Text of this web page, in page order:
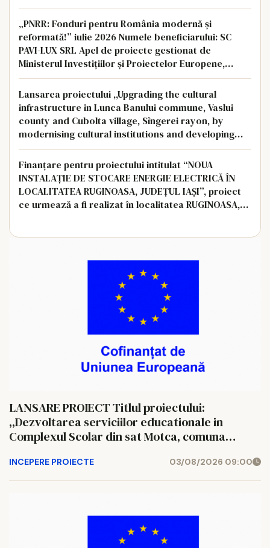
„PNRR: Fonduri pentru România modernă și
reformată!” iulie 2026 Numele beneficiarului: SC
PAVI-LUX SRL Apel de proiecte gestionat de
Ministerul Investițiilor și Proiectelor Europene,
finanțat din fonduri europene prin Planul Național de
Redresare și Rezili
Lansarea proiectului ,,Upgrading the cultural
infrastructure in Lunca Banului commune, Vaslui
county and Cubolta village, Sîngerei rayon, by
modernising cultural institutions and developing
joint cultural activities”
Finanţare pentru proiectului intitulat “NOUA
INSTALAŢIE DE STOCARE ENERGIE ELECTRICĂ ÎN
LOCALITATEA RUGINOASA, JUDEŢUL IAȘI”, proiect
ce urmează a fi realizat în localitatea RUGINOASA,
LANSARE PROIECT Titlul proiectului:
,,Dezvoltarea serviciilor educationale in
Complexul Scolar din sat Motca, comuna
INCEPERE PROIECTE 03/08/2026 09:00